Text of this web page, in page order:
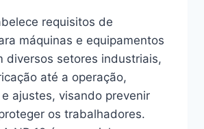
requisitos de
máquinas e equipamentos
diversos setores industriais,
até a operação,
ajustes, visando prevenir
os trabalhadores.